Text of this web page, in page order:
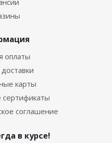
оплаты
карты
соглашение
в курсе!